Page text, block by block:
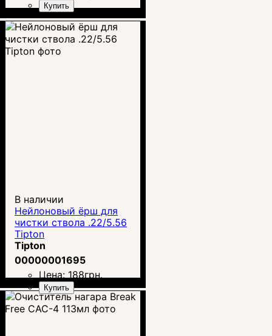
Купить
В наличии
Нейлоновый ёрш для
чистки ствола .22/5.56
Tipton
Tipton
00000001695
Цена: 188грн.
Купить